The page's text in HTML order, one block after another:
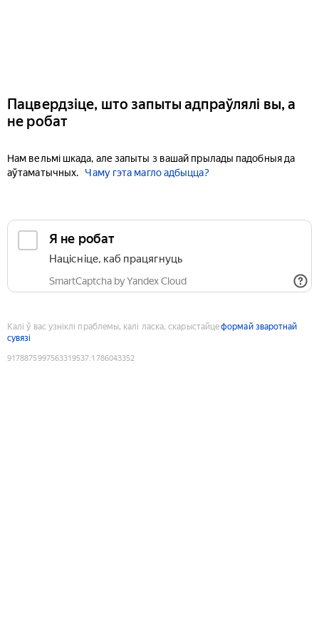
Пацвердзіце, што запыты адпраўлялі вы, а
не робат
Нам вельмі шкада, але запыты з вашай прылады падобныя да
аўтаматычных.
Чаму гэта магло адбыцца?
Я не робат
Націсніце, каб працягнуць
SmartCaptcha by Yandex Cloud
Калі ў вас узніклі праблемы, калі ласка, скарыстайцеформай зваротнай
сувязі
9178875997563319537:1786043352